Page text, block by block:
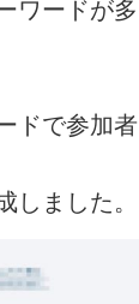
ワードが多
ドで参加者
しました。